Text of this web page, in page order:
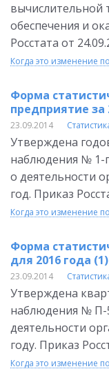
вычислительной
обеспечения и
Росстата от
Когда это изменение
Форма
предприятие за
23.09.2014
Утверждена
наблюдения № 1-
о деятельности
год. Приказ
Когда это изменение
Форма
для 2016 года (1)
23.09.2014
Утверждена
наблюдения № П-
деятельности
году. Приказ
Когда это изменение